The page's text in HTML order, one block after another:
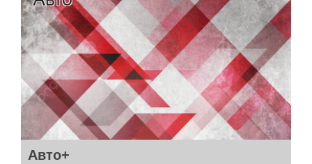
Авто+